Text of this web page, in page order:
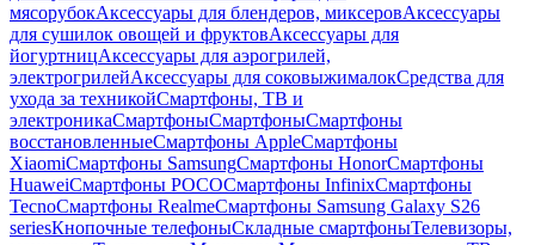
мясорубокАксессуары для блендеров, миксеровАксессуары
для сушилок овощей и фруктовАксессуары для
йогуртницАксессуары для аэрогрилей,
электрогрилейАксессуары для соковыжималокСредства для
ухода за техникойСмартфоны, ТВ и
электроникаСмартфоныСмартфоныСмартфоны
восстановленныеСмартфоны AppleСмартфоны
XiaomiСмартфоны SamsungСмартфоны HonorСмартфоны
HuaweiСмартфоны POCOСмартфоны InfinixСмартфоны
TecnoСмартфоны RealmeСмартфоны Samsung Galaxy S26
seriesКнопочные телефоныСкладные смартфоныТелевизоры,